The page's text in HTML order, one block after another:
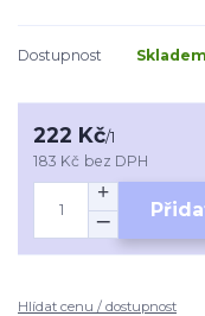
Dostupnost Skladem
222 Kč/1
183 Kč bez DPH
Hlídat cenu / dostupnost